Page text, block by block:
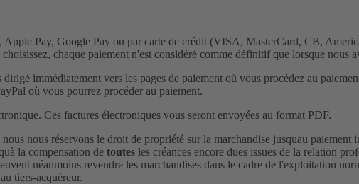
Pay, Google Pay ou par carte de crédit (VISA, MasterCard, CB,
chaque paiement n'est considéré comme définitif que lorsque nous
immédiatement vers les pages de paiement où vous procédez au
où vous pourrez procéder au paiement.
Ces factures électroniques vous seront envoyées au format PDF.
nous réservons le droit de propriété sur la marchandise jusquau
la compensation de toutes les créances encore dues issues de la relation
néanmoins revendre les marchandises dans le cadre de l'exploitation
tiers-acquéreur.